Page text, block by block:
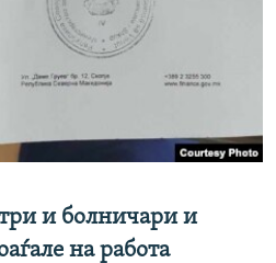
и болничари и
на работа